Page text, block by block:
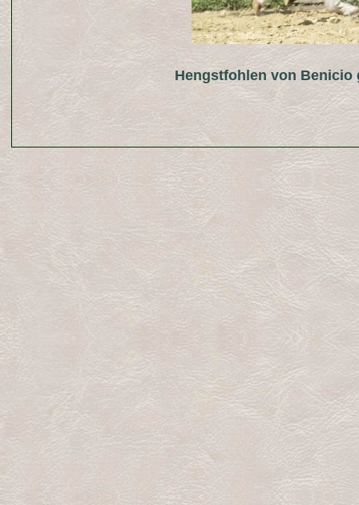
Hengstfohlen von Benicio